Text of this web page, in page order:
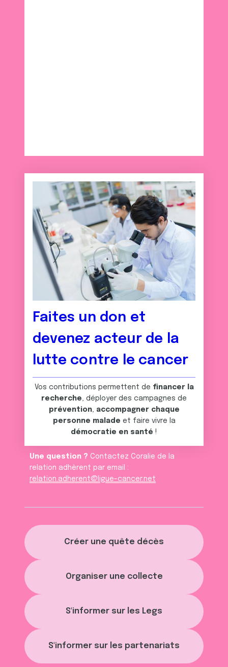
Créer une quête décès
Organiser une collecte
S'informer sur les Legs
S'informer sur les partenariats
Faites un don et
devenez acteur de la
lutte contre le cancer
Vos contributions permettent de financer la
recherche, déployer des campagnes de
prévention, accompagner chaque
personne malade et faire vivre la
démocratie en santé !
Une question ? Contactez Coralie de la
relation adhèrent par email :
relation.adherent@ligue-cancer.net